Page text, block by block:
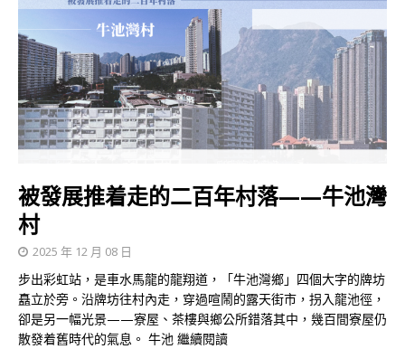
被發展推着走的二百年村落——牛池灣
村
2025 年 12 月 08 日
步出彩虹站，是車水馬龍的龍翔道，「牛池灣鄉」四個大字的牌坊
矗立於旁。沿牌坊往村內走，穿過喧鬧的露天街市，拐入龍池徑，
卻是另一幅光景——寮屋、茶樓與鄉公所錯落其中，幾百間寮屋仍
散發着舊時代的氣息。 牛池 繼續閱讀